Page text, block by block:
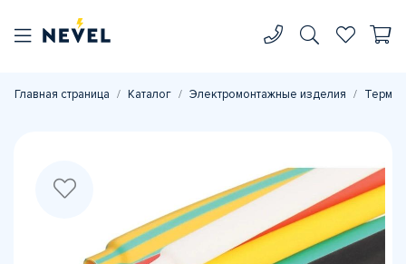
Главная страница Каталог Электромонтажные изделия